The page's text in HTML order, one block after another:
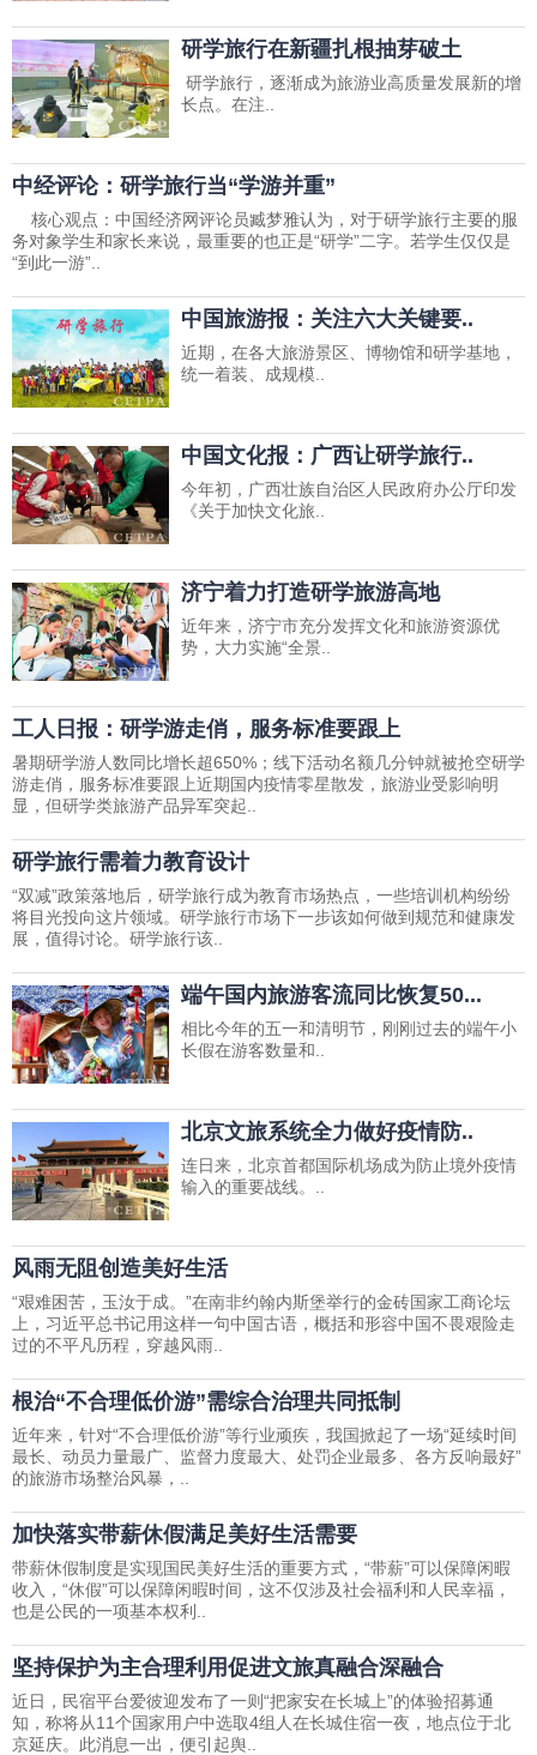
研学旅行在新疆扎根抽芽破土
研学旅行，逐渐成为旅游业高质量发展新的增
长点。在注..
中经评论：研学旅行当“学游并重”
核心观点：中国经济网评论员臧梦雅认为，对于研学旅行主要的服
务对象学生和家长来说，最重要的也正是“研学”二字。若学生仅仅是
“到此一游”..
中国旅游报：关注六大关键要..
近期，在各大旅游景区、博物馆和研学基地，
统一着装、成规模..
中国文化报：广西让研学旅行..
今年初，广西壮族自治区人民政府办公厅印发
《关于加快文化旅..
济宁着力打造研学旅游高地
近年来，济宁市充分发挥文化和旅游资源优
势，大力实施“全景..
工人日报：研学游走俏，服务标准要跟上
暑期研学游人数同比增长超650%；线下活动名额几分钟就被抢空研学
游走俏，服务标准要跟上近期国内疫情零星散发，旅游业受影响明
显，但研学类旅游产品异军突起..
研学旅行需着力教育设计
“双减”政策落地后，研学旅行成为教育市场热点，一些培训机构纷纷
将目光投向这片领域。研学旅行市场下一步该如何做到规范和健康发
展，值得讨论。研学旅行该..
端午国内旅游客流同比恢复50...
相比今年的五一和清明节，刚刚过去的端午小
长假在游客数量和..
北京文旅系统全力做好疫情防..
连日来，北京首都国际机场成为防止境外疫情
输入的重要战线。..
风雨无阻创造美好生活
“艰难困苦，玉汝于成。”在南非约翰内斯堡举行的金砖国家工商论坛
上，习近平总书记用这样一句中国古语，概括和形容中国不畏艰险走
过的不平凡历程，穿越风雨..
根治“不合理低价游”需综合治理共同抵制
近年来，针对“不合理低价游”等行业顽疾，我国掀起了一场“延续时间
最长、动员力量最广、监督力度最大、处罚企业最多、各方反响最好”
的旅游市场整治风暴，..
加快落实带薪休假满足美好生活需要
带薪休假制度是实现国民美好生活的重要方式，“带薪”可以保障闲暇
收入，“休假”可以保障闲暇时间，这不仅涉及社会福利和人民幸福，
也是公民的一项基本权利..
坚持保护为主合理利用促进文旅真融合深融合
近日，民宿平台爱彼迎发布了一则“把家安在长城上”的体验招募通
知，称将从11个国家用户中选取4组人在长城住宿一夜，地点位于北
京延庆。此消息一出，便引起舆..